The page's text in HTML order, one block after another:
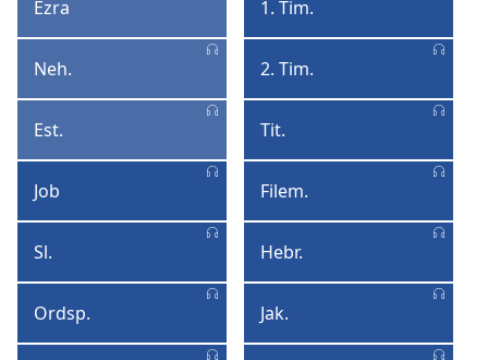
Ezra
Ezra
Nehemias
Neh.
Ester
Est.
Job
Job
Salmerne
Sl.
Ordsprogene
Ordsp.
1.
Timotheus
1. Tim.
2.
Timotheus
2. Tim.
Titus
Tit.
Filemon
Filem.
Hebræerne
Hebr.
Jakob
Jak.